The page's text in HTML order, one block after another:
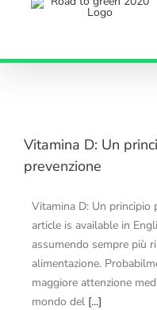
Vitamina D: Un
prevenzione
Vitamina D: Un principio
article is available in
assumendo sempre più
alimentazione.
maggiore attenzione
mondo del [...]